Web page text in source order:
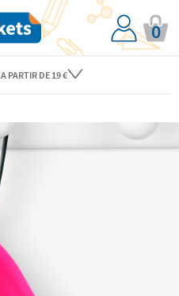
0
A PARTIR DE 19 €